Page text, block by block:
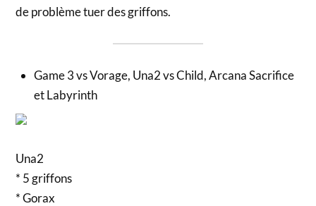
de problème tuer des griffons.
Game 3 vs Vorage, Una2 vs Child, Arcana Sacrifice
et Labyrinth
Una2
* 5 griffons
* Gorax